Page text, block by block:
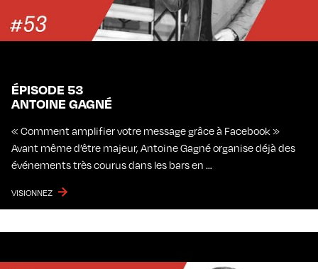
ÉPISODE 53
ANTOINE GAGNÉ
« Comment amplifier votre message grâce à Facebook »
Avant même d’être majeur, Antoine Gagné organise déjà des
événements très courus dans les bars en …
VISIONNEZ